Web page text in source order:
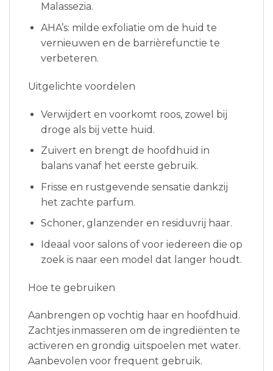
Malassezia.
AHA’s: milde exfoliatie om de huid te
vernieuwen en de barrièrefunctie te
verbeteren.
Uitgelichte voordelen
Verwijdert en voorkomt roos, zowel bij
droge als bij vette huid.
Zuivert en brengt de hoofdhuid in
balans vanaf het eerste gebruik.
Frisse en rustgevende sensatie dankzij
het zachte parfum.
Schoner, glanzender en residuvrij haar.
Ideaal voor salons of voor iedereen die op
zoek is naar een model dat langer houdt.
Hoe te gebruiken
Aanbrengen op vochtig haar en hoofdhuid.
Zachtjes inmasseren om de ingrediënten te
activeren en grondig uitspoelen met water.
Aanbevolen voor frequent gebruik.